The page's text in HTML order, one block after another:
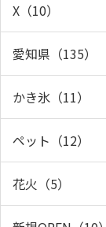
X（10）
愛知県（135）
かき氷（11）
ペット（12）
花火（5）